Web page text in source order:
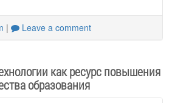
| Leave a comment
как ресурс повышения
образования